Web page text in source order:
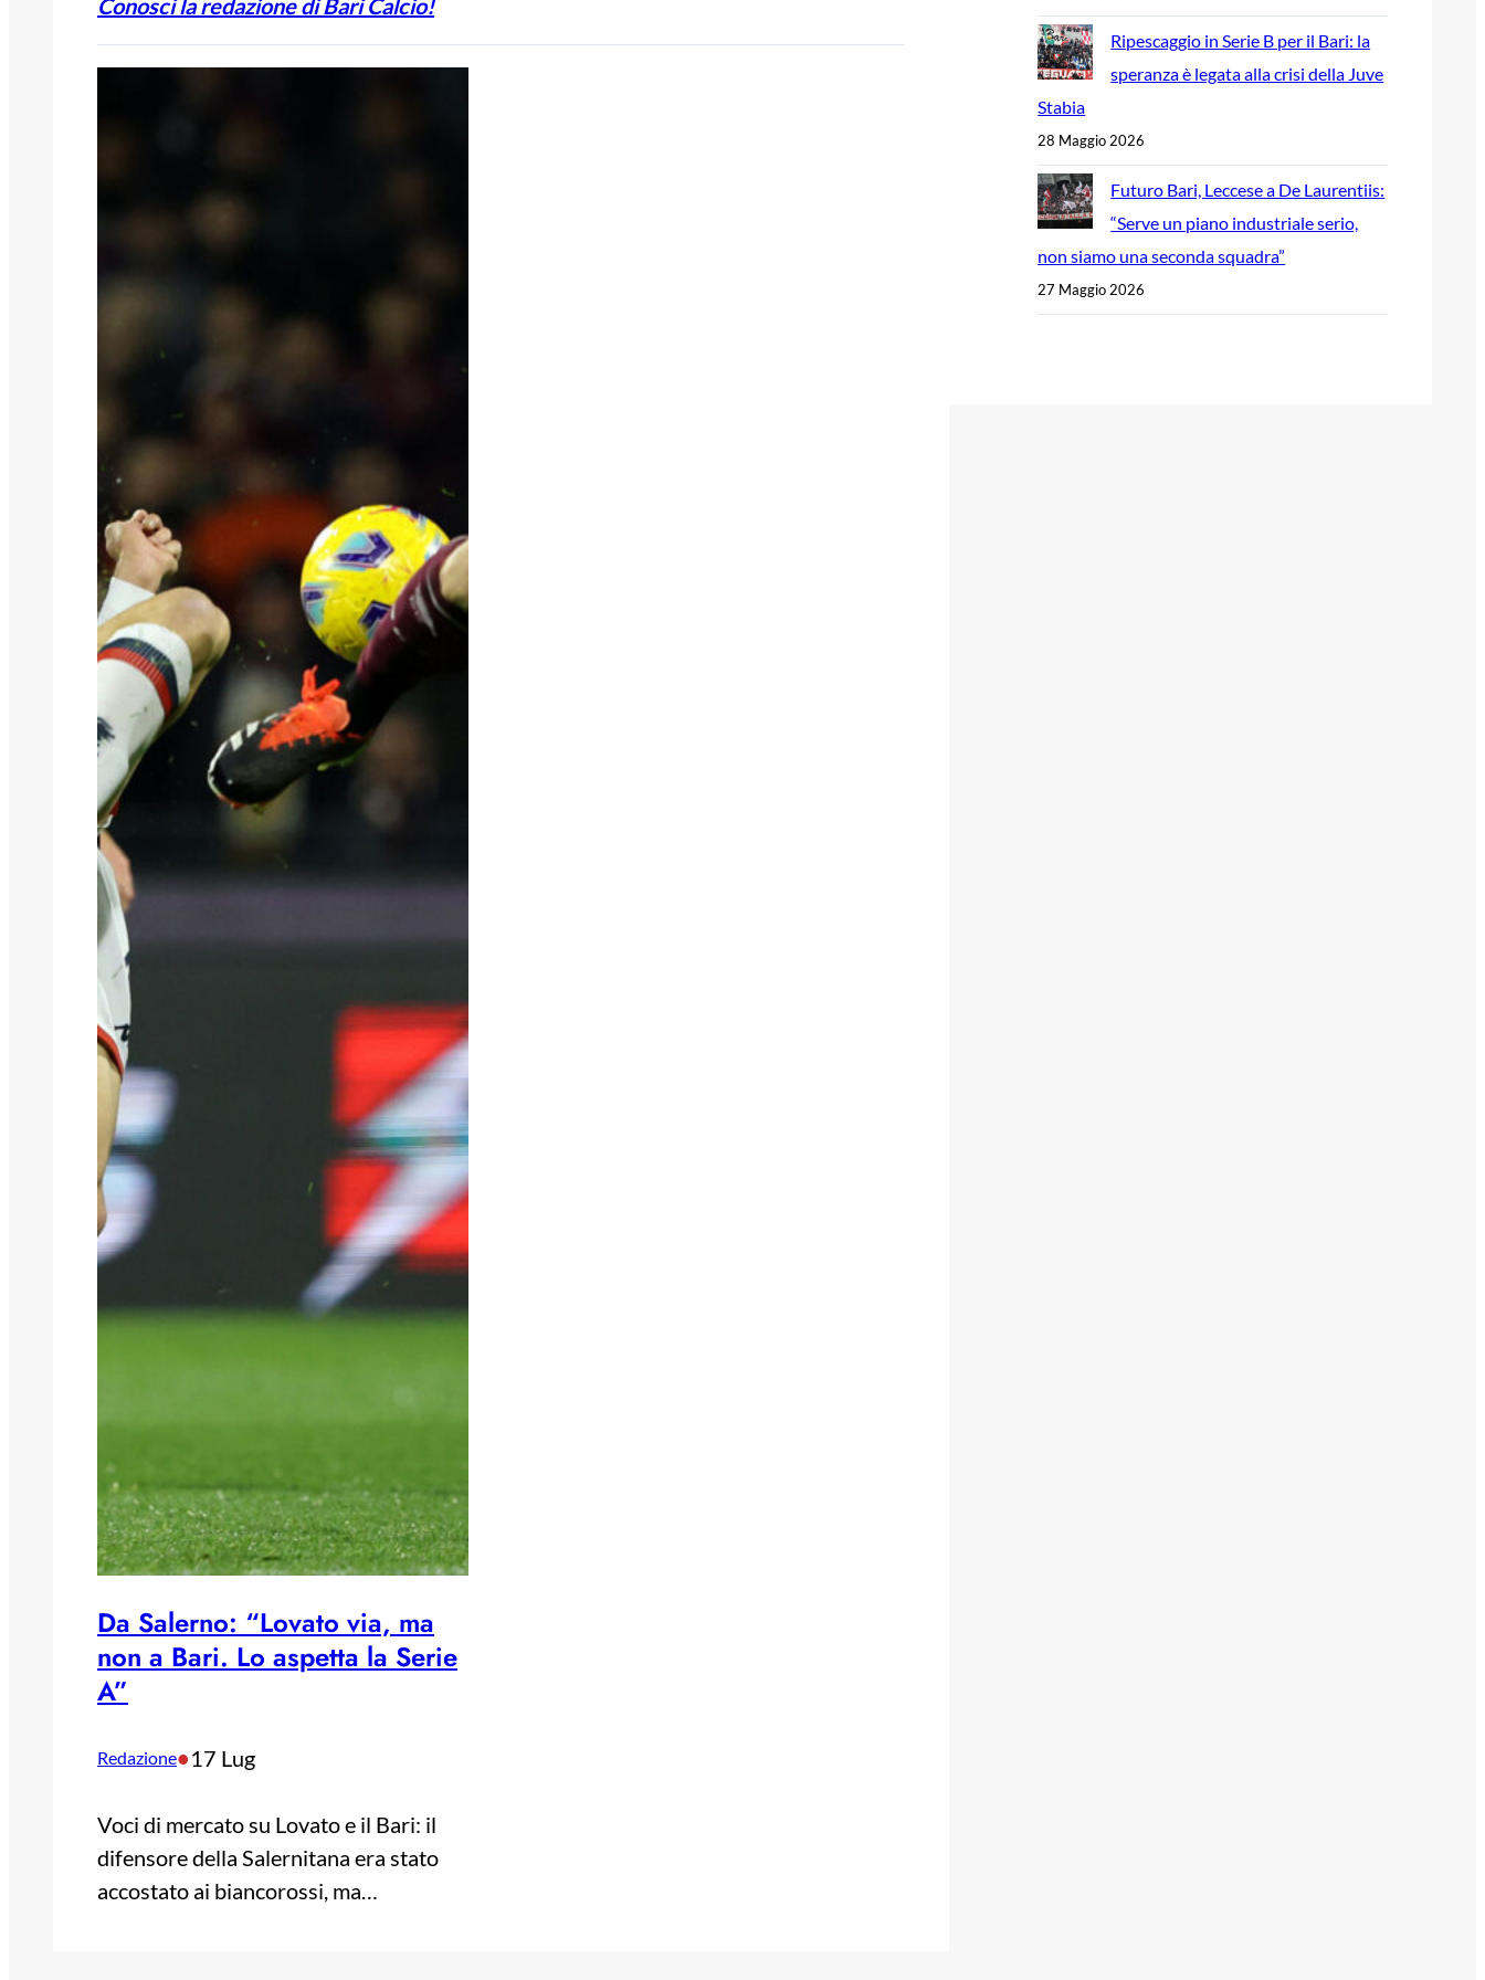
Conosci la redazione di Bari Calcio!
Da Salerno: “Lovato via, ma
non a Bari. Lo aspetta la Serie
A”
Redazione•17 Lug
Voci di mercato su Lovato e il Bari: il
difensore della Salernitana era stato
accostato ai biancorossi, ma…
Ripescaggio in Serie B per il Bari: la
speranza è legata alla crisi della Juve
Stabia
28 Maggio 2026
Futuro Bari, Leccese a De Laurentiis:
“Serve un piano industriale serio,
non siamo una seconda squadra”
27 Maggio 2026